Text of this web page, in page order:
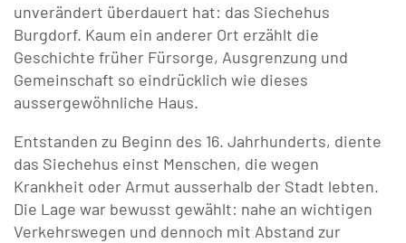
Sozialwesen
Burgerliche Namen
Burger Journal
Downloads
Galerie
Mensch und Freizeit
Was darf man im Wald?
Kontakt
Pachtbetriebe
Kontakt
STADTBIBLIOTHEK
Bestände / Katalog
Kontakt / Öffnungszeiten
SOMMERHAUS
BURGERARCHIV
unverändert überdauert hat: das Siechehus
Burgdorf. Kaum ein anderer Ort erzählt die
Geschichte früher Fürsorge, Ausgrenzung und
Gemeinschaft so eindrücklich wie dieses
aussergewöhnliche Haus.
Entstanden zu Beginn des 16. Jahrhunderts, diente
das Siechehus einst Menschen, die wegen
Krankheit oder Armut ausserhalb der Stadt lebten.
Die Lage war bewusst gewählt: nahe an wichtigen
Verkehrswegen und dennoch mit Abstand zur